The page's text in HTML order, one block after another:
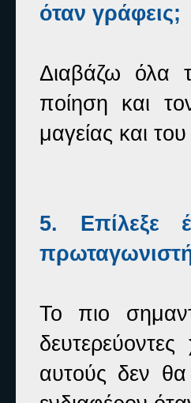
όταν γράφεις;
Διαβάζω όλα
ποίηση και
μαγείας και
5. Επίλεξε
Το πιο
αυτούς δεν θα